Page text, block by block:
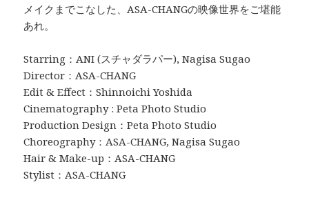
メイクまでこなした、ASA-CHANGの映像世界をご堪能
あれ。
Starring：ANI (スチャダラパー), Nagisa Sugao
Director：ASA-CHANG
Edit & Effect：Shinnoichi Yoshida
Cinematography : Peta Photo Studio
Production Design：Peta Photo Studio
Choreography：ASA-CHANG, Nagisa Sugao
Hair & Make-up：ASA-CHANG
Stylist：ASA-CHANG